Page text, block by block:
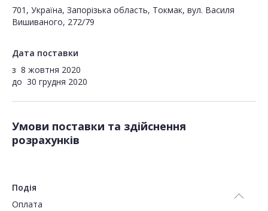
701, Україна, Запорізька область, Токмак, вул. Василя
Вишиваного, 272/79
Дата поставки
з 8 жовтня 2020
до 30 грудня 2020
Умови поставки та здійснення
розрахунків
Подія
Оплата